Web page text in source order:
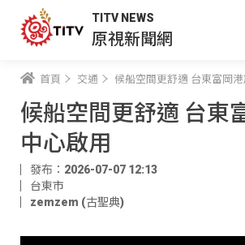
TITV NEWS
原視新聞網
首頁 交通 候船空間更舒適 台東富岡
候船空間更舒適 台東
中心啟用
發布：2026-07-07 12:13
台東市
zemzem (古聖典)